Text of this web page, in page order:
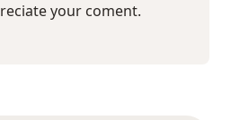
your coment.